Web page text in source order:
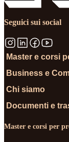
Seguici sui social
Master e corsi
Business e
Chi siamo
Documenti e
Master e corsi per